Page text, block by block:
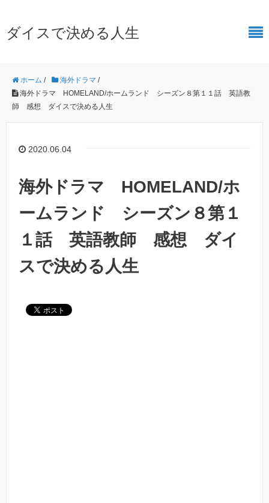
ダイスで決める人生
ホーム / 海外ドラマ /
海外ドラマ HOMELAND/ホームランド シーズン８第１１話 英語教
師 感想 ダイスで決める人生
2020.06.04
海外ドラマ HOMELAND/ホ
ームランド シーズン８第１
１話 英語教師 感想 ダイ
スで決める人生